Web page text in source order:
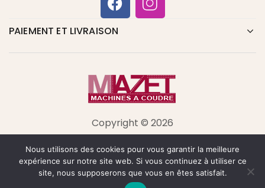
PAIEMENT ET LIVRAISON
Copyright © 2026
Nous utilisons des cookies pour vous garantir la meilleure
expérience sur notre site web. Si vous continuez à utiliser ce
site, nous supposerons que vous en êtes satisfait.